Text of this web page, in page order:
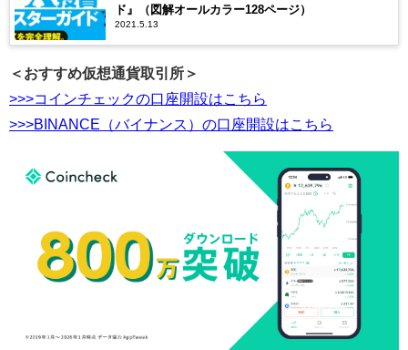
ド』（図解オールカラー128ページ）
2021.5.13
＜おすすめ仮想通貨取引所＞
>>>コインチェックの口座開設はこちら
>>>BINANCE（バイナンス）の口座開設はこちら